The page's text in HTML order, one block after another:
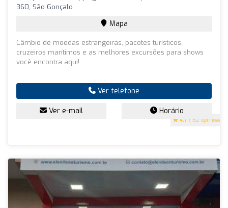
4.7 (152 opiniões)
360, São Gonçalo
Mapa
Câmbio de moedas estrangeiras, pacotes turísticos,
cruzeiros marítimos e as melhores excursões para shows
você encontra aqui!
Ver telefone
Ver e-mail Horário